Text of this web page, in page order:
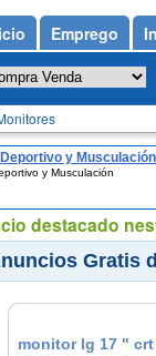
y Musculación
y Musculación
Gratis
monitor lg 17 "
Emprego
destacado